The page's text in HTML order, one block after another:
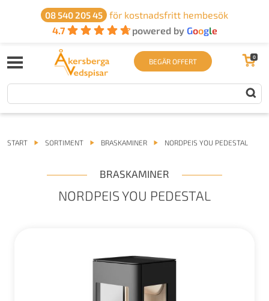
08 540 205 45
för kostnadsfritt hembesök
4.7
powered by Google
BEGÄR OFFERT 0
START SORTIMENT BRASKAMINER NORDPEIS YOU PEDESTAL
BRASKAMINER
NORDPEIS YOU PEDESTAL